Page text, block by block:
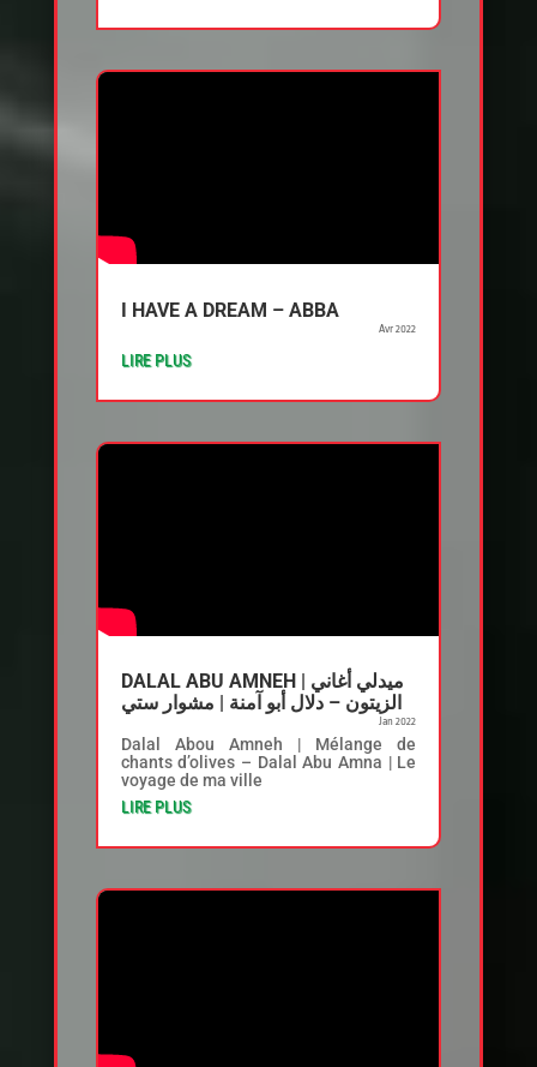
I HAVE A DREAM – ABBA
Avr 2022
LIRE PLUS
DALAL ABU AMNEH | ميدلي أغاني
الزيتون – دلال أبو آمنة | مشوار ستي
Jan 2022
Dalal Abou Amneh | Mélange de
chants d’olives – Dalal Abu Amna | Le
voyage de ma ville
LIRE PLUS